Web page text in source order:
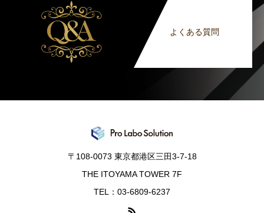
よくある質問
〒108-0073 東京都港区三田3-7-18
THE ITOYAMA TOWER 7F
TEL：03-6809-6237